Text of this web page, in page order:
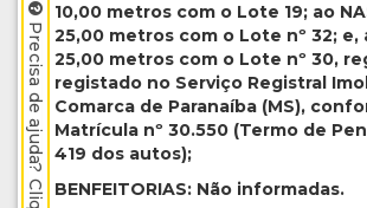
10,00 metros com o Lote 19; ao
25,00 metros com o Lote nº 32; e,
25,00 metros com o Lote nº 30,
registado no Serviço Registral
Comarca de Paranaíba (MS),
Matrícula nº 30.550 (Termo de
419 dos autos);
BENFEITORIAS: Não informadas.
Precisa de ajuda? Clique aqui.